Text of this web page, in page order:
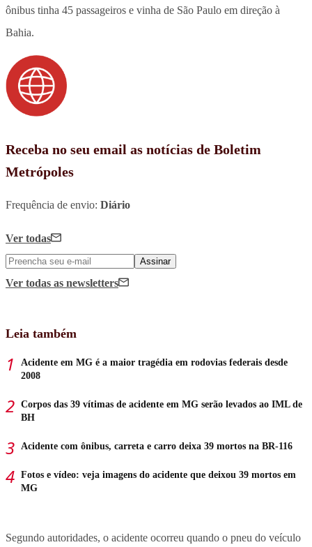
ônibus tinha 45 passageiros e vinha de São Paulo em direção à
Bahia.
Receba no seu email as notícias de Boletim
Metrópoles
Frequência de envio: Diário
Ver todas
Assinar
Ver todas as newsletters
Leia também
Acidente em MG é a maior tragédia em rodovias federais desde
2008
Corpos das 39 vítimas de acidente em MG serão levados ao IML de
BH
Acidente com ônibus, carreta e carro deixa 39 mortos na BR-116
Fotos e vídeo: veja imagens do acidente que deixou 39 mortos em
MG
Segundo autoridades, o acidente ocorreu quando o pneu do veículo